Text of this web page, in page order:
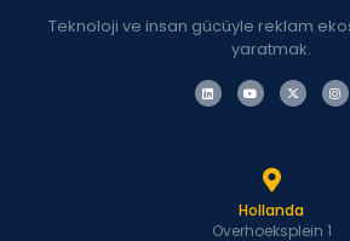
Teknoloji ve insan gücüyle reklam
yaratmak.
Hollanda
Overhoeksplein 1